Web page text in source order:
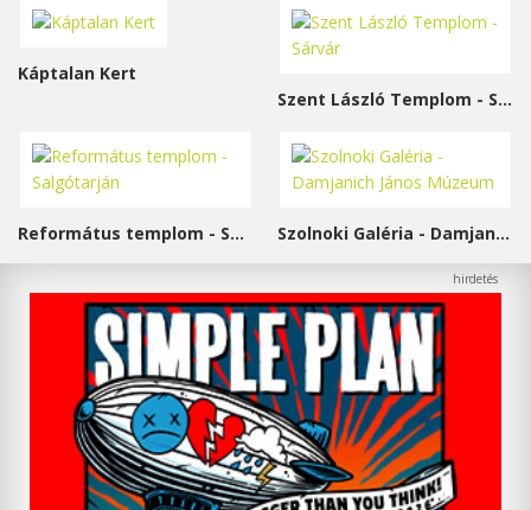
Káptalan Kert
Szent László Templom - Sárvár
Református templom - Salgótarján Szolnoki Galéria - Damjanich János Múzeum